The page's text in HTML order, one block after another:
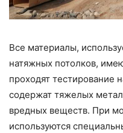
Все материалы,
натяжных потолков,
проходят тестирование
содержат тяжелых
вредных веществ. При
используются